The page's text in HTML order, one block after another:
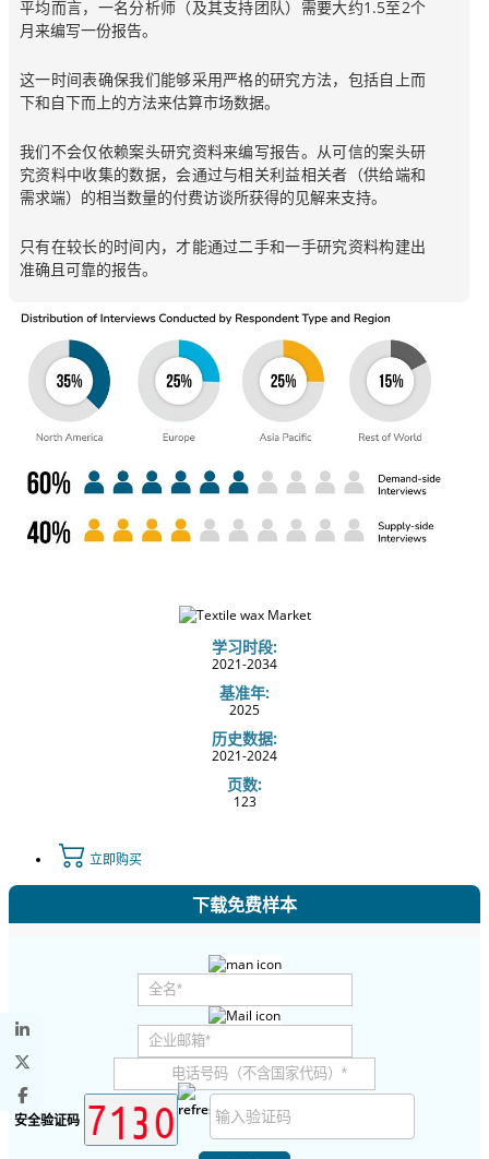
平均而言，一名分析师（及其支持团队）需要大约1.5至2个
月来编写一份报告。
这一时间表确保我们能够采用严格的研究方法，包括自上而
下和自下而上的方法来估算市场数据。
我们不会仅依赖案头研究资料来编写报告。从可信的案头研
究资料中收集的数据，会通过与相关利益相关者（供给端和
需求端）的相当数量的付费访谈所获得的见解来支持。
只有在较长的时间内，才能通过二手和一手研究资料构建出
准确且可靠的报告。
学习时段:
2021-2034
基准年:
2025
历史数据:
2021-2024
页数:
123
立即购买
下载免费样本
安全验证码